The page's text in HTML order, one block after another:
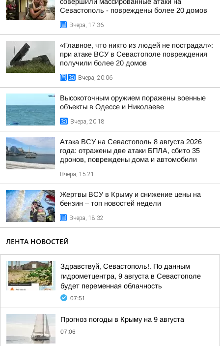
Севастополь - повреждены более 20 домов
Вчера, 17:36
«Главное, что никто из людей не пострадал»:
при атаке ВСУ в Севастополе повреждения
получили более 20 домов
Вчера, 20:06
Высокоточным оружием поражены военные
объекты в Одессе и Николаеве
Вчера, 20:18
Атака ВСУ на Севастополь 8 августа 2026
года: отражены две атаки БПЛА, сбито 35
дронов, повреждены дома и автомобили
Вчера, 15:21
Жертвы ВСУ в Крыму и снижение цены на
бензин – топ новостей недели
Вчера, 18:32
ЛЕНТА НОВОСТЕЙ
Здравствуй, Севастополь!. По данным
гидрометцентра, 9 августа в Севастополе
будет переменная облачность
07:51
Прогноз погоды в Крыму на 9 августа
07:06